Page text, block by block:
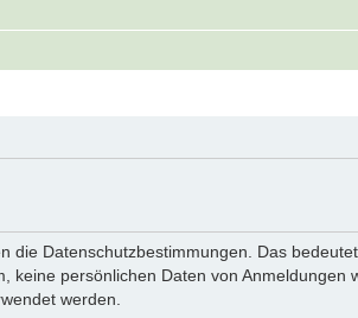
Datenschutzbestimmungen. Das
persönlichen Daten von
werden.